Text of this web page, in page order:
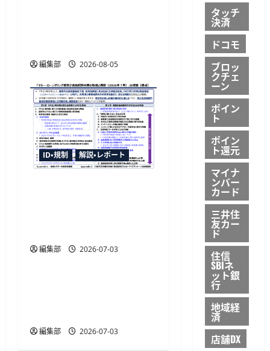
編集部 2026-08-05
ID・規制 解説・レポート
編集部 2026-07-03
決済・送金 解説・レポート
編集部 2026-07-03
タッチ
決済
ドコモ
ブロッ
クチェ
ーン
ポイン
ト
ポイン
ト還元
マイナ
ンバー
カード
三井住
友カー
ド
住信
SBIネ
ット銀
行
地域経
済
店舗DX